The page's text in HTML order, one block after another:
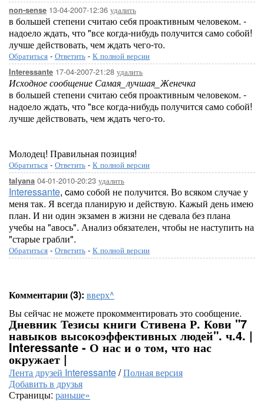
non-sense 13-04-2007-12:36 удалить
в большей степени считаю себя проактивным человеком. -
надоело ждать, что "все когда-нибудь получится само собой!
лучше действовать, чем ждать чего-то.
Обратиться - Ответить - К полной версии
Interessante 17-04-2007-21:28 удалить
Исходное сообщение Самая_лучшая_Женечка
в большей степени считаю себя проактивным человеком. -
надоело ждать, что "все когда-нибудь получится само собой!
лучше действовать, чем ждать чего-то.
Молодец! Правильная позиция!
Обратиться - Ответить - К полной версии
talyana 04-01-2010-20:23 удалить
Interessante, cамо собой не получится. Во всяком случае у
меня так. Я всегда планирую и действую. Кажый день имею
план. И ни один экзамен в жизни не сдевала без плана
учебы на "авось". Анализ обязателен, чтобы не наступить на
"старые грабли".
Обратиться - Ответить - К полной версии
Комментарии (3): вверх^
Вы сейчас не можете прокомментировать это сообщение.
Дневник Тезисы книги Стивена Р. Кови "7
навыков высокоэффективных людей". ч.4. |
Interessante - О нас и о том, что нас
окружает |
Лента друзей Interessante/Полная версия
Добавить в друзья
Страницы: раньше»